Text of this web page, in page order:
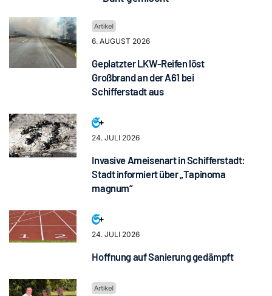
6. AUGUST 2026
Geplatzter LKW-Reifen löst
Großbrand an der A61 bei
Schifferstadt aus
24. JULI 2026
Invasive Ameisenart in Schifferstadt:
Stadt informiert über „Tapinoma
magnum“
24. JULI 2026
Hoffnung auf Sanierung gedämpft